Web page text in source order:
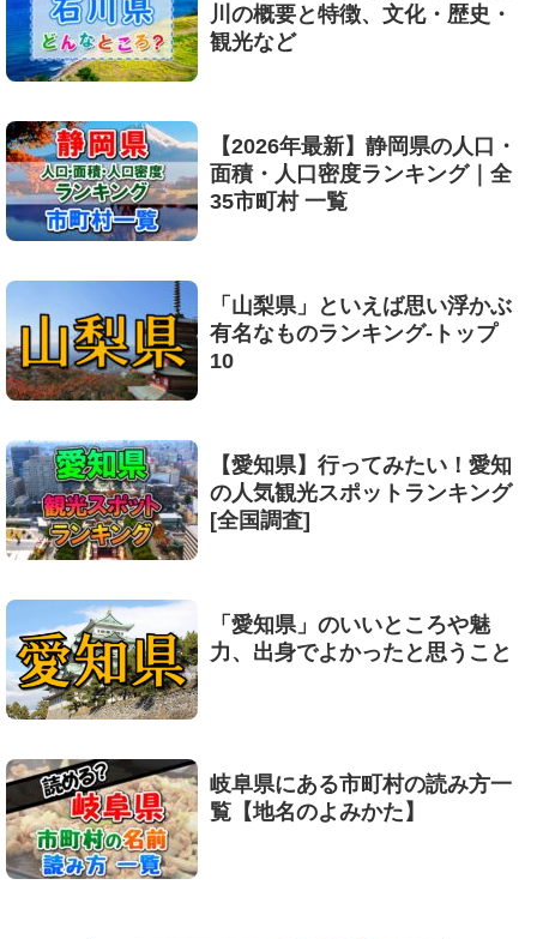
川の概要と特徴、文化・歴史・
観光など
【2026年最新】静岡県の人口・
面積・人口密度ランキング｜全
35市町村 一覧
「山梨県」といえば思い浮かぶ
有名なものランキング-トップ
10
【愛知県】行ってみたい！愛知
の人気観光スポットランキング
[全国調査]
「愛知県」のいいところや魅
力、出身でよかったと思うこと
岐阜県にある市町村の読み方一
覧【地名のよみかた】